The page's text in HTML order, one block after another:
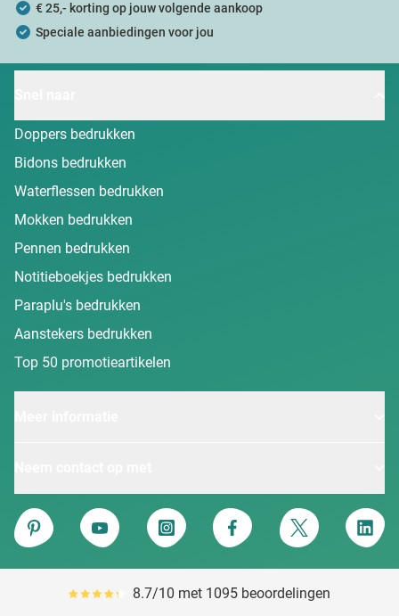
€ 25,- korting op jouw volgende aankoop
Speciale aanbiedingen voor jou
Doppers bedrukken
Bidons bedrukken
Waterflessen bedrukken
Mokken bedrukken
Pennen bedrukken
Notitieboekjes bedrukken
Paraplu's bedrukken
Aanstekers bedrukken
Top 50 promotieartikelen
Van Heijster
Pinterest
YouTube Instagram Facebook Twitter
Gemiddeld reviewpercentage is 87
8.7/10 met 1095 beoordelingen